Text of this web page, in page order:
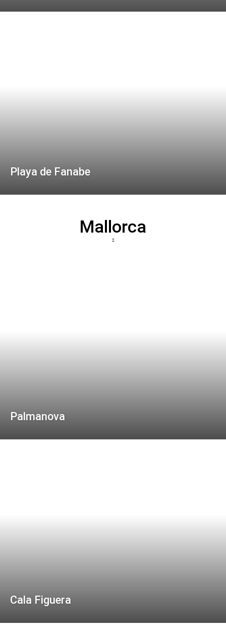
Playa de Fanabe
Mallorca
Palmanova
Cala Figuera